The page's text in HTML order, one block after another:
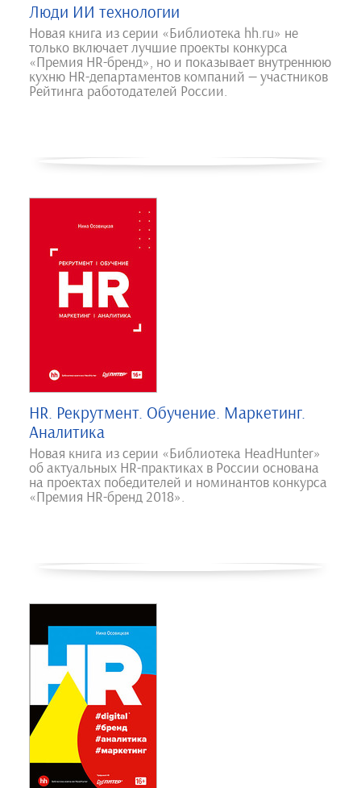
Люди ИИ технологии
Новая книга из серии «Библиотека hh.ru» не
только включает лучшие проекты конкурса
«Премия HR-бренд», но и показывает внутреннюю
кухню HR-департаментов компаний — участников
Рейтинга работодателей России.
HR. Рекрутмент. Обучение. Маркетинг.
Аналитика
Новая книга из серии «Библиотека HeadHunter»
об актуальных HR-практиках в России основана
на проектах победителей и номинантов конкурса
«Премия HR-бренд 2018».